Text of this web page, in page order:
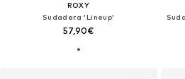
ROXY
Sudadera 'Lineup'
57,90€